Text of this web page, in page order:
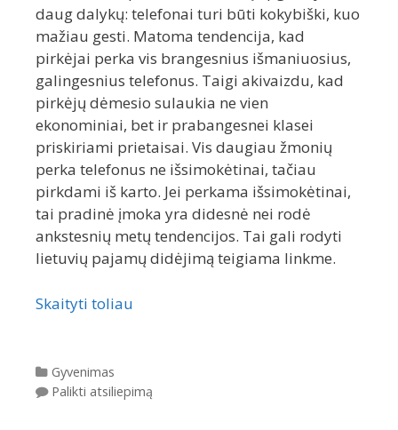
daug dalykų: telefonai turi būti kokybiški, kuo
mažiau gesti. Matoma tendencija, kad
pirkėjai perka vis brangesnius išmaniuosius,
galingesnius telefonus. Taigi akivaizdu, kad
pirkėjų dėmesio sulaukia ne vien
ekonominiai, bet ir prabangesnei klasei
priskiriami prietaisai. Vis daugiau žmonių
perka telefonus ne išsimokėtinai, tačiau
pirkdami iš karto. Jei perkama išsimokėtinai,
tai pradinė įmoka yra didesnė nei rodė
ankstesnių metų tendencijos. Tai gali rodyti
lietuvių pajamų didėjimą teigiama linkme.
Skaityti toliau
Kategorijos
Gyvenimas
Palikti atsiliepimą